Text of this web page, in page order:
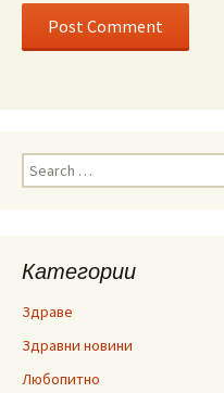
Search
for:
Категории
Здраве
Здравни новини
Любопитно